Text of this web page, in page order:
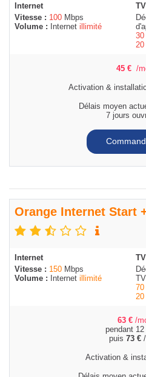
Internet
Vitesse : 100 Mbps
Volume :
Internet illimité
TV
30
20
45 € /
Activation &
Délais moyen
7 jours
Orange Internet Start
Internet
Vitesse : 150 Mbps
Volume :
Internet illimité
TV
TV
70
20
63 € /
pendant 12
puis 73 €/
Activation &